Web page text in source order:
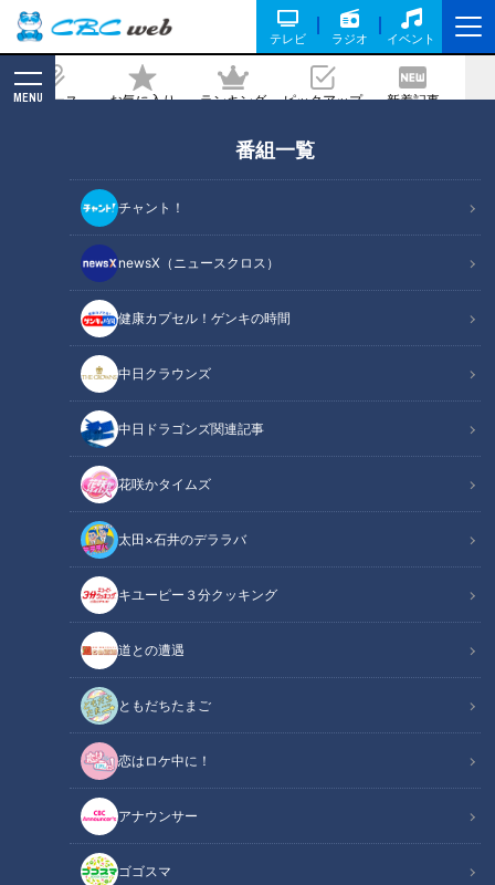
テレビ ラジオ イベント
ニュース お気に入り ランキング ピックアップ 新着記事
MENU
番組一覧
チャント！
newsX（ニュースクロス）
健康カプセル！ゲンキの時間
中日クラウンズ
中日ドラゴンズ関連記事
花咲かタイムズ
太田×石井のデララバ
キユーピー３分クッキング
道との遭遇
ともだちたまご
恋はロケ中に！
アナウンサー
ゴゴスマ
消えない」ニッポンでの誕生秘話
2023/01/31 10:40
「発売当時のマジックインキ1953年」提供：寺西化学工業株式会社
ニュースコラム
東西南北論説風